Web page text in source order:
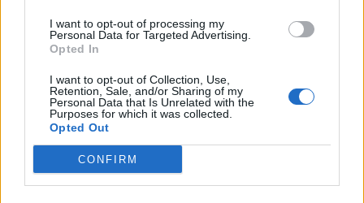
I want to opt-out of processing my
Personal Data for Targeted Advertising.
Opted In
I want to opt-out of Collection, Use,
Retention, Sale, and/or Sharing of my
Personal Data that Is Unrelated with the
Purposes for which it was collected.
Opted Out
CONFIRM